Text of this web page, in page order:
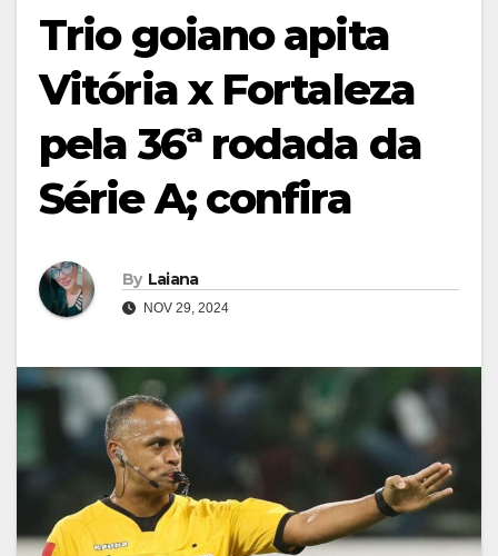
Trio goiano apita
Vitória x Fortaleza
pela 36ª rodada da
Série A; confira
By Laiana
NOV 29, 2024